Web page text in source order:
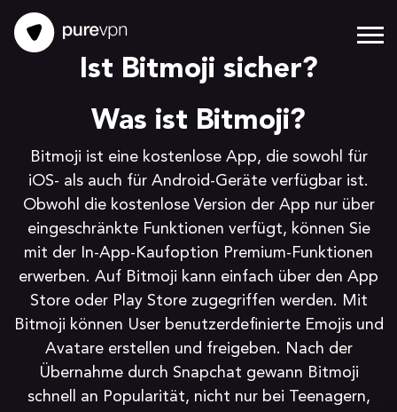
Ist Bitmoji sicher?
Was ist Bitmoji?
Bitmoji ist eine kostenlose App, die sowohl für
iOS- als auch für Android-Geräte verfügbar ist.
Obwohl die kostenlose Version der App nur über
eingeschränkte Funktionen verfügt, können Sie
mit der In-App-Kaufoption Premium-Funktionen
erwerben. Auf Bitmoji kann einfach über den App
Store oder Play Store zugegriffen werden. Mit
Bitmoji können User benutzerdefinierte Emojis und
Avatare erstellen und freigeben. Nach der
Übernahme durch Snapchat gewann Bitmoji
schnell an Popularität, nicht nur bei Teenagern,